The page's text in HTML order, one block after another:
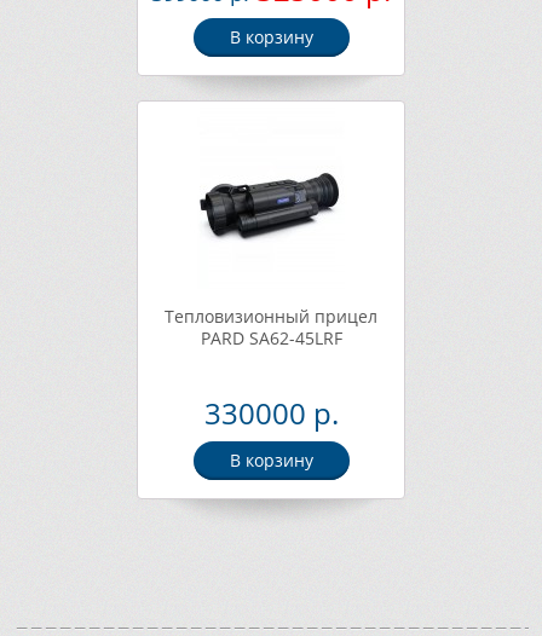
В корзину
Тепловизионный прицел
PARD SA62-45LRF
330000 р.
В корзину